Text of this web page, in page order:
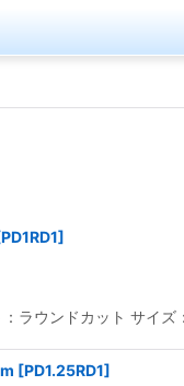
PD1RD1]
ラウンドカット サイ
[PD1.25RD1]